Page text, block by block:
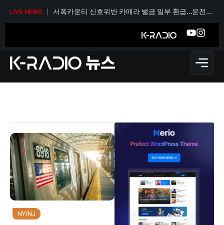
LIVE NEWS
서폭카운티 신호위반 카메라 벌금 일부 환급…운전자
당 티켓 1건당 36달러
NY/NJ